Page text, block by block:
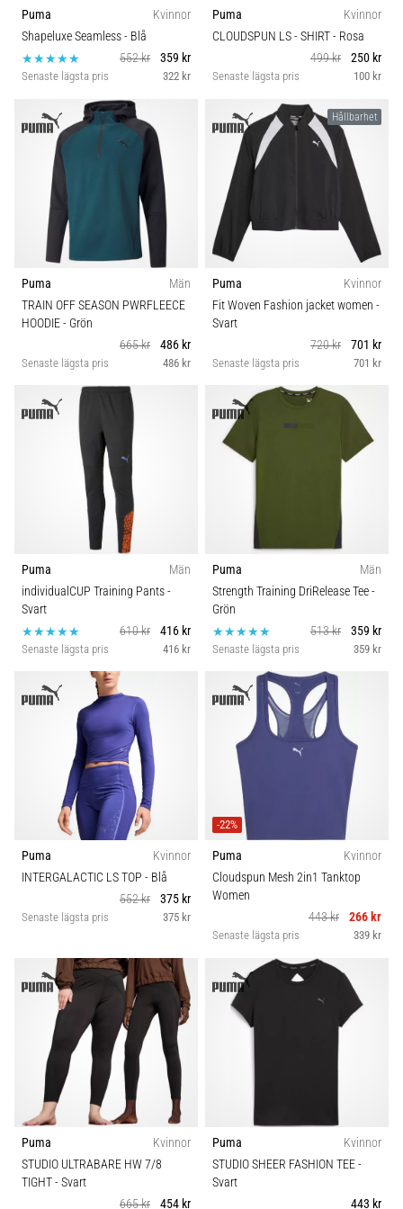
Vilka
är
vanligaste…
5. 8. 2026
8 min. läsning
Plantar
fasciit:
Symptom,
orsaker
och
behandling
Upplever
skarp
under
eller
orsakerna
är
plantar
Vad
artiklar
Komfort och dämpning
Skobredd
BH stöd
Puma
Kvinnor
Shapeluxe Seamless- Blå
552 kr
359 kr
Senaste lägsta pris 322 kr
Puma
Kvinnor
CLOUDSPUN LS - SHIRT- Rosa
499 kr
250 kr
Senaste lägsta pris 100 kr
Puma
Män
TRAIN OFF SEASON PWRFLEECE
HOODIE- Grön
665 kr
486 kr
Senaste lägsta pris 486 kr
Hållbarhet
Puma
Kvinnor
Fit Woven Fashion jacket women -
Svart
720 kr
701 kr
Senaste lägsta pris 701 kr
Puma
Män
individualCUP Training Pants-
Svart
610 kr
416 kr
Senaste lägsta pris 416 kr
Puma
Män
Strength Training DriRelease Tee-
Grön
513 kr
359 kr
Senaste lägsta pris 359 kr
Puma
Kvinnor
INTERGALACTIC LS TOP - Blå
552 kr
375 kr
Senaste lägsta pris 375 kr
-22%
Puma
Kvinnor
Cloudspun Mesh 2in1 Tanktop
Women
443 kr
266 kr
Senaste lägsta pris 339 kr
Puma
Kvinnor
STUDIO ULTRABARE HW 7/8
TIGHT- Svart
665 kr
454 kr
Puma
Kvinnor
STUDIO SHEER FASHION TEE-
Svart
443 kr